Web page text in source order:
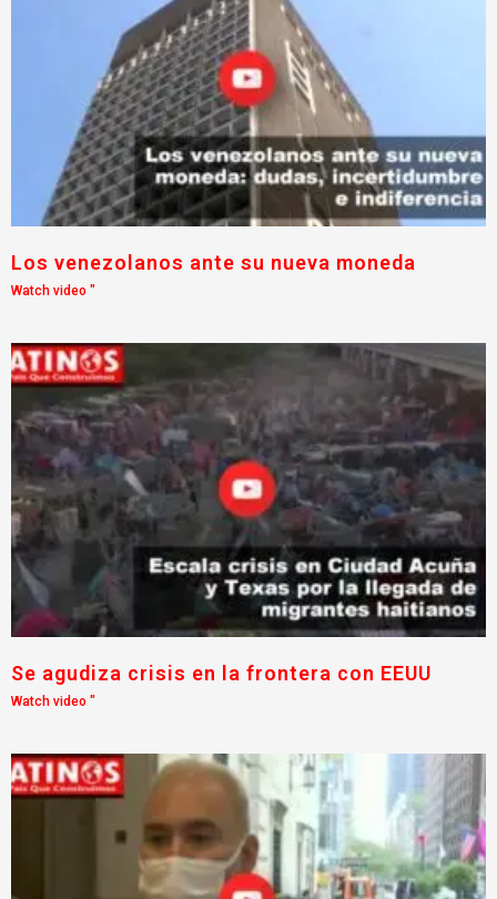
Los venezolanos ante su nueva moneda
Watch video "
Se agudiza crisis en la frontera con EEUU
Watch video "